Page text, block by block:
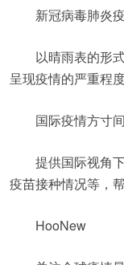
新冠病毒肺炎
以晴雨表的形
呈现疫情的严重程
国际疫情方寸间
提供国际视角
疫苗接种情况等，
HooNew